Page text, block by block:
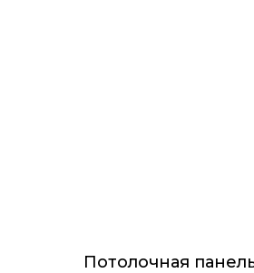
Потолочная